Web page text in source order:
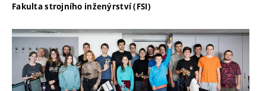
Fakulta strojního inženýrství (FSI)